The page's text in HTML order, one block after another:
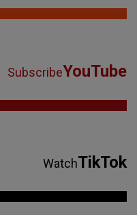
SubscribeYouTube
WatchTikTok